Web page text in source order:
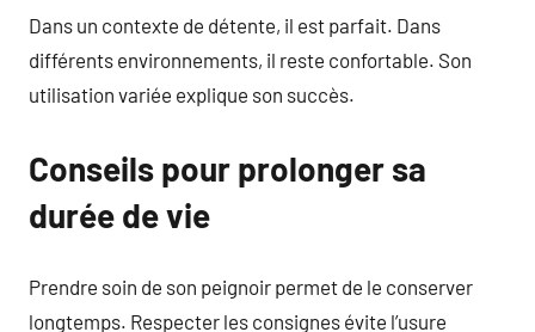
Dans un contexte de détente, il est parfait. Dans
différents environnements, il reste confortable. Son
utilisation variée explique son succès.
Conseils pour prolonger sa
durée de vie
Prendre soin de son peignoir permet de le conserver
longtemps. Respecter les consignes évite l’usure